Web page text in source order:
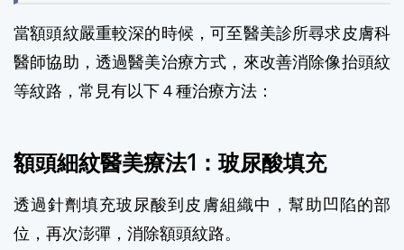
當額頭紋嚴重較深的時候，可至醫美診所尋求皮膚科
醫師協助，透過醫美治療方式，來改善消除像抬頭紋
等紋路，常見有以下４種治療方法：
額頭細紋醫美療法1：玻尿酸填充
透過針劑填充玻尿酸到皮膚組織中，幫助凹陷的部
位，再次澎彈，消除額頭紋路。